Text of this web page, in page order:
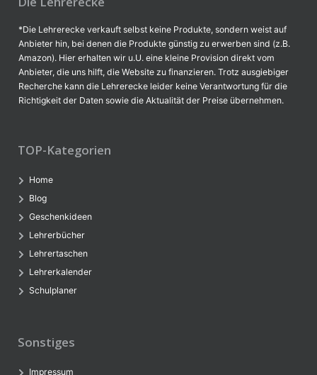
*Die Lehrerecke verkauft selbst keine Produkte, sondern weist auf
Anbieter hin, bei denen die Produkte günstig zu erwerben sind (z.B.
Amazon). Hier erhalten wir u.U. eine kleine Provision direkt vom
Anbieter, die uns hilft, die Website zu finanzieren. Trotz ausgiebiger
Recherche kann die Lehrerecke leider keine Verantwortung für die
Richtigkeit der Daten sowie die Aktualität der Preise übernehmen.
TOP-Kategorien
Home
Blog
Geschenkideen
Lehrerbücher
Lehrertaschen
Lehrerkalender
Schulplaner
Sonstiges
Impressum